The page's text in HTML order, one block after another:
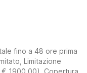
fino a 48 ore prima
Limitazione
€ 1900.00)
, Copertura